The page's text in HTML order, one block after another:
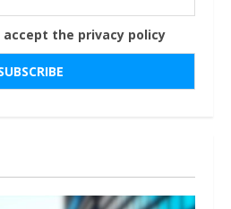
accept the privacy policy